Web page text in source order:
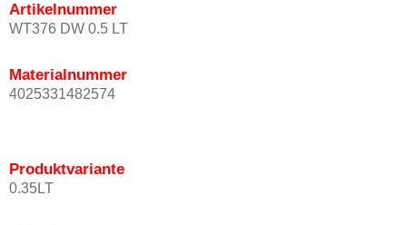
Artikelnummer
WT376 DW 0.5 LT
Materialnummer
4025331482574
Produktvariante
0.35LT